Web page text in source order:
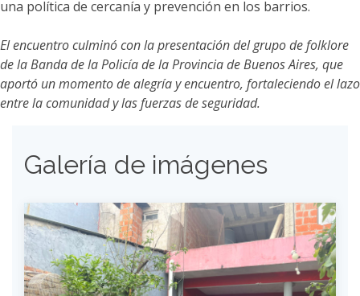
una política de cercanía y prevención en los barrios.
El encuentro culminó con la presentación del grupo de folklore
de la Banda de la Policía de la Provincia de Buenos Aires, que
aportó un momento de alegría y encuentro, fortaleciendo el lazo
entre la comunidad y las fuerzas de seguridad.
Galería de imágenes